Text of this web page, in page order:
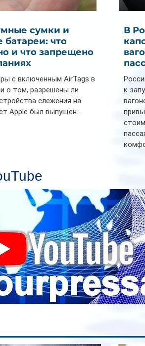
сумки и
батареи: что
и что запрещено в
с включенным AirTags в
о том, разрешены ли
слежения на
Apple был выпущен...
В
к